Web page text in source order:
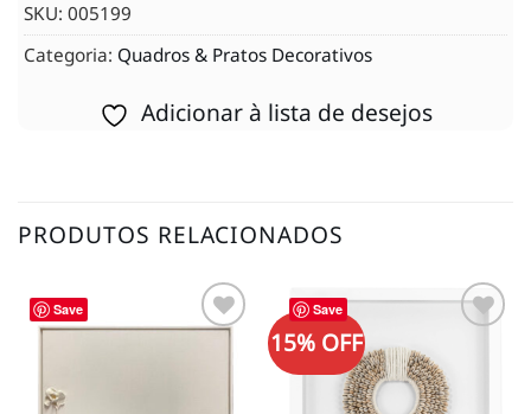
SKU: 005199
Categoria: Quadros & Pratos Decorativos
Adicionar à lista de desejos
PRODUTOS RELACIONADOS
Save Save
15% OFF
à lista de
desejos